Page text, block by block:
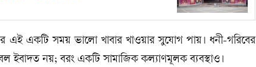
এই একটি সময় ভালো খাবার খাওয়ার সুযোগ পায়। ধনী-গরিবের
ইবাদত নয়; বরং একটি সামাজিক কল্যাণমূলক ব্যবস্থাও।